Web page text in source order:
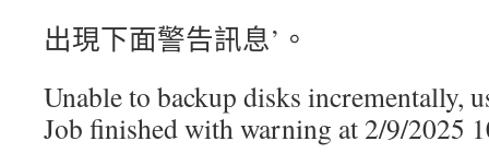
出現下面警告訊息’。
Unable to backup disks incrementally,
Job finished with warning at 2/9/2025